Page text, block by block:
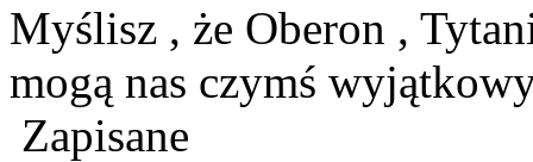
Myślisz , że Oberon ,
mogą nas czymś
Zapisane